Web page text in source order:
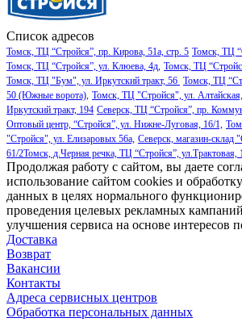
Список адресов
Томск, ТЦ “Стройся”, пр. Кирова, 51а, стр. 5 Томск, ТЦ
Томск, ТЦ “Стройся”, ул. Клюева, 4д, Томск, ТЦ
Томск, ТЦ "Бум", ул. Иркутский тракт, 56 Томск, ТЦ
50 (Южные ворота), Томск, ТЦ "Стройся", ул.
Иркутский тракт, 194 Северск, ТЦ “Стройся”, пр.
Оптовый центр, “Стройся”, ул. Нижне-Луговая, 16/1,
"Стройся", ул. Елизаровых 56а, Северск, магазин-склад
61/2Томск, д.Черная речка, ТЦ “Стройся”, ул.Трактовая,
Продолжая работу с сайтом, вы даете
использование сайтом cookies и
данных в целях нормального
проведения целевых рекламных
улучшения сервиса на основе интересов
Доставка
Возврат
Вакансии
Контакты
Адреса сервисных центров
Обработка персональных данных